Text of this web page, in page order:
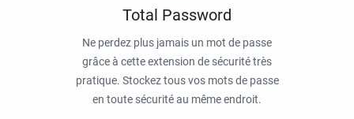
Total Password
Ne perdez plus jamais un mot de passe
grâce à cette extension de sécurité très
pratique. Stockez tous vos mots de passe
en toute sécurité au même endroit.